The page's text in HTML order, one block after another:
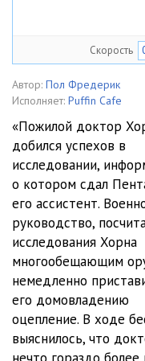
Скорость
Автор: Пол Фредерик
Исполняет: Puffin Cafe
«Пожилой доктор
добился успехов в
исследовании,
о котором сдал
его ассистент.
руководство,
исследования Хорна
многообещающим
немедленно
его домовладению
оцепление. В ходе
выяснилось, что